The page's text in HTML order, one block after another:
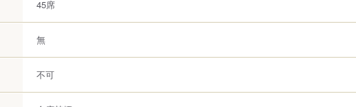
45席
無
不可